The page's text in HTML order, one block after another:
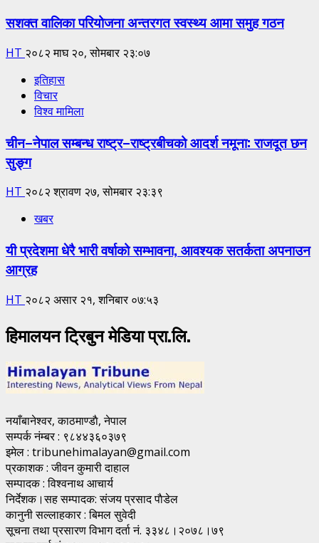
सशक्त वालिका परियोजना अन्तरगत स्वस्थ्य आमा समुह गठन
HT २०८२ माघ २०, सोमबार २३:०७
इतिहास
विचार
विश्व मामिला
चीन–नेपाल सम्बन्ध राष्ट्र–राष्ट्रबीचको आदर्श नमूना: राजदूत छन
सुङ्ग
HT २०८२ श्रावण २७, सोमबार २३:३९
खबर
यी प्रदेशमा धेरै भारी वर्षाको सम्भावना, आवश्यक सतर्कता अपनाउन
आग्रह
HT २०८२ असार २१, शनिबार ०७:५३
हिमालयन ट्रिबुन मेडिया प्रा.लि.
नयाँबानेश्वर, काठमाण्डाै, नेपाल
सम्पर्क नंम्बर : ९८४४३६०३७९
इमेल : tribunehimalayan@gmail.com
प्रकाशक : जीवन कुमारी दाहाल
सम्पादक : विश्वनाथ आचार्य
निर्देशक।सह सम्पादक: संजय प्रसाद पाैडेल
कानुनी सल्लाहकार : बिमल सुवेदी
सूचना तथा प्रसारण विभाग दर्ता नं. ३३४८।२०७८।७९